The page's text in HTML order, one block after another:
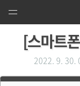
Open
[스마트
2022. 9. 30.